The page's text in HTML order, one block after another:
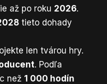
až po roku 2026.
tieto dohady
len tvárou hry.
. Podľa
než 1 000 hodín